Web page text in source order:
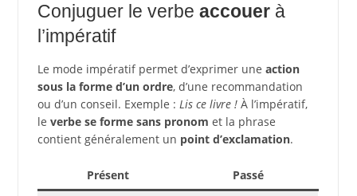
Conjuguer le verbe accouerà
l’impératif
Le mode impératif permet d’exprimer une action
sous la forme d’un ordre, d’une recommandation
ou d’un conseil. Exemple : Lis ce livre !À l’impératif,
le verbe se forme sans pronom et la phrase
contient généralement un point d’exclamation.
Présent
Passé